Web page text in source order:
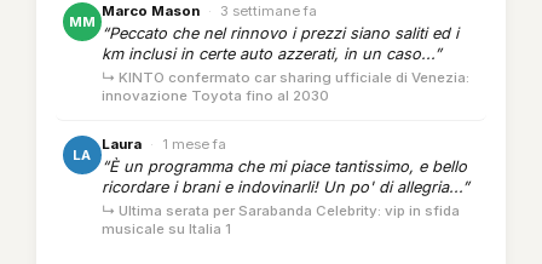
MM
Marco Mason · 3 settimane fa
“Peccato che nel rinnovo i prezzi siano saliti ed i
km inclusi in certe auto azzerati, in un caso...”
↳ KINTO confermato car sharing ufficiale di Venezia:
innovazione Toyota fino al 2030
LA
Laura · 1 mese fa
“È un programma che mi piace tantissimo, e bello
ricordare i brani e indovinarli! Un po' di allegria...”
↳ Ultima serata per Sarabanda Celebrity: vip in sfida
musicale su Italia 1